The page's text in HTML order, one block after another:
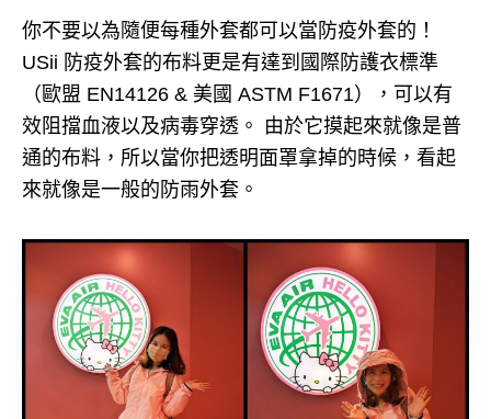
你不要以為隨便每種外套都可以當防疫外套的！
USii 防疫外套的布料更是有達到國際防護衣標準
（歐盟 EN14126 & 美國 ASTM F1671），可以有
效阻擋血液以及病毒穿透。 由於它摸起來就像是普
通的布料，所以當你把透明面罩拿掉的時候，看起
來就像是一般的防雨外套。